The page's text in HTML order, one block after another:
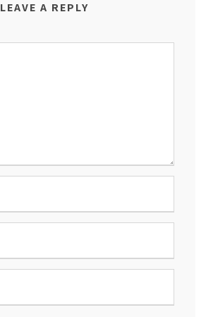
LEAVE A REPLY